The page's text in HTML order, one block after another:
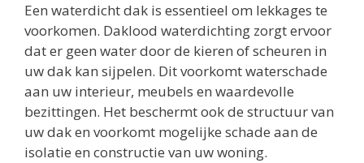
Een waterdicht dak is essentieel om lekkages te
voorkomen. Daklood waterdichting zorgt ervoor
dat er geen water door de kieren of scheuren in
uw dak kan sijpelen. Dit voorkomt waterschade
aan uw interieur, meubels en waardevolle
bezittingen. Het beschermt ook de structuur van
uw dak en voorkomt mogelijke schade aan de
isolatie en constructie van uw woning.